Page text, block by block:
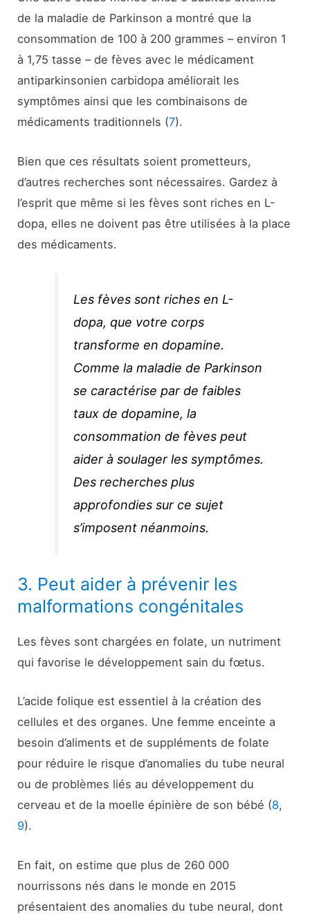
de la maladie de Parkinson a montré que la
consommation de 100 à 200 grammes – environ 1
à 1,75 tasse – de fèves avec le médicament
antiparkinsonien carbidopa améliorait les
symptômes ainsi que les combinaisons de
médicaments traditionnels (7).
Bien que ces résultats soient prometteurs,
d’autres recherches sont nécessaires. Gardez à
l’esprit que même si les fèves sont riches en L-
dopa, elles ne doivent pas être utilisées à la place
des médicaments.
Les fèves sont riches en L-
dopa, que votre corps
transforme en dopamine.
Comme la maladie de Parkinson
se caractérise par de faibles
taux de dopamine, la
consommation de fèves peut
aider à soulager les symptômes.
Des recherches plus
approfondies sur ce sujet
s’imposent néanmoins.
3. Peut aider à prévenir les
malformations congénitales
Les fèves sont chargées en folate, un nutriment
qui favorise le développement sain du fœtus.
L’acide folique est essentiel à la création des
cellules et des organes. Une femme enceinte a
besoin d’aliments et de suppléments de folate
pour réduire le risque d’anomalies du tube neural
ou de problèmes liés au développement du
cerveau et de la moelle épinière de son bébé (8,
9).
En fait, on estime que plus de 260 000
nourrissons nés dans le monde en 2015
présentaient des anomalies du tube neural, dont